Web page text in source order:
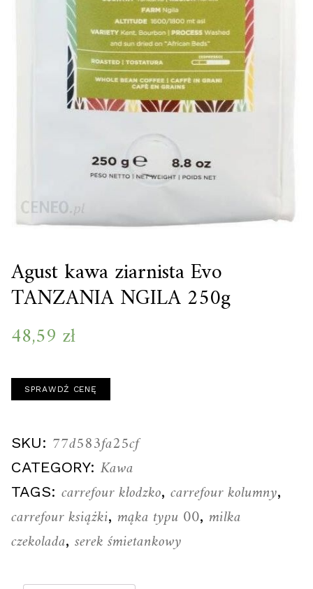
Agust kawa ziarnista Evo
TANZANIA NGILA 250g
48,59 zł
SPRAWDŹ CENĘ
SKU: 77d583fa25cf
CATEGORY: Kawa
TAGS: carrefour kłodzko, carrefour kolumny,
carrefour książki, mąka typu 00, milka
czekolada, serek śmietankowy